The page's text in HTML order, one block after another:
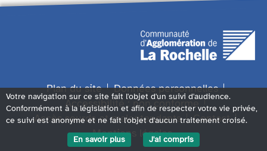
Plan du site
Données personnelles
Accessibilité : non conforme
Accès sourds et malentendants
Contact
Mentions légales
Votre navigation sur ce site fait l'objet d'un suivi d'audience.
Conformément à la législation et afin de respecter votre vie privée,
ce suivi est anonyme et ne fait l'objet d'aucun traitement croisé.
En savoir plus
J'ai compris